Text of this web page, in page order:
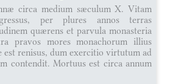
circa medium sæculum X. Vitam
per plures annos terras
quærens et parvula monasteria
pravos mores monachorum illius
est renisus, dum exercitio virtutum ad
contendit. Mortuus est circa annum